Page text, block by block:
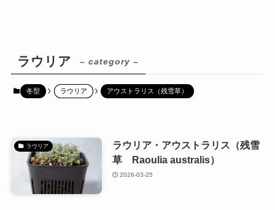
ラウリア – category –
冬型 ラウリア アウストラリス（残雪草）
ラウリア
ラウリア・アウストラリス（残雪
草 Raoulia australis）
2026-03-25